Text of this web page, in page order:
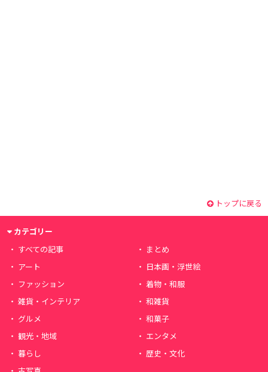
トップに戻る
カテゴリー
すべての記事
まとめ
アート
日本画・浮世絵
ファッション
着物・和服
雑貨・インテリア
和雑貨
グルメ
和菓子
観光・地域
エンタメ
暮らし
歴史・文化